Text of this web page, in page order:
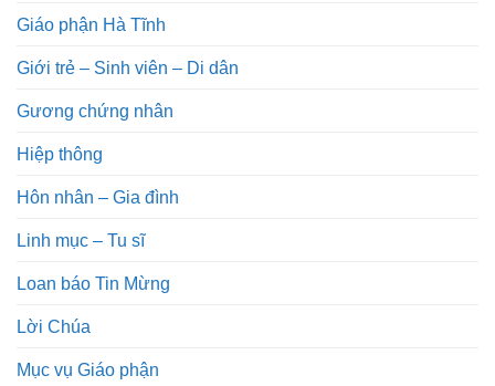
Giáo phận Hà Tĩnh
Giới trẻ – Sinh viên – Di dân
Gương chứng nhân
Hiệp thông
Hôn nhân – Gia đình
Linh mục – Tu sĩ
Loan báo Tin Mừng
Lời Chúa
Mục vụ Giáo phận